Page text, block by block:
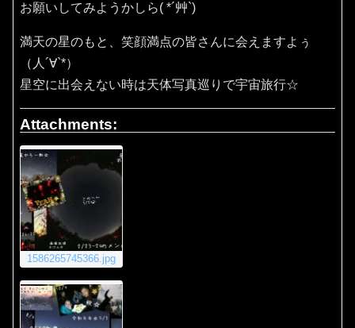
お願いしてみようかしら( *´艸`)
満天の星のもと、笑顔満点の皆さんに会えますよぅ
（人´∀`*）
星空に出会えない時は天体写真巡りで宇宙旅行☆
Attachments:
1586265745366.jpg